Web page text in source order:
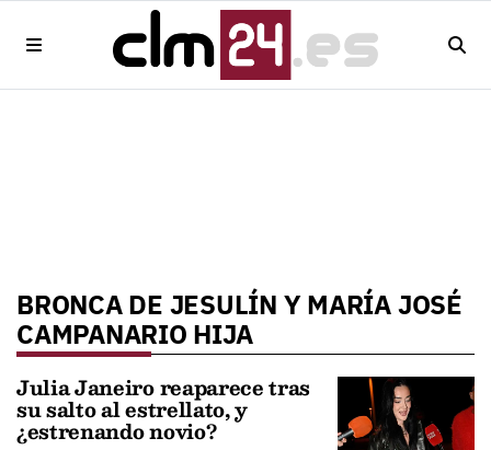
BRONCA DE JESULÍN Y MARÍA JOSÉ
CAMPANARIO HIJA
Julia Janeiro reaparece tras
su salto al estrellato, y
¿estrenando novio?